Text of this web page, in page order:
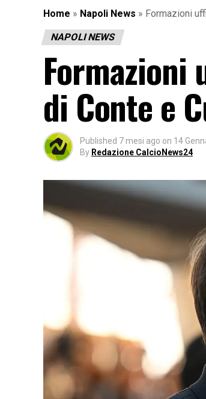
Home » Napoli News » Formazioni
NAPOLI NEWS
Formazioni
di Conte e
Published 7 mesi ago on 14
By Redazione CalcioNews24